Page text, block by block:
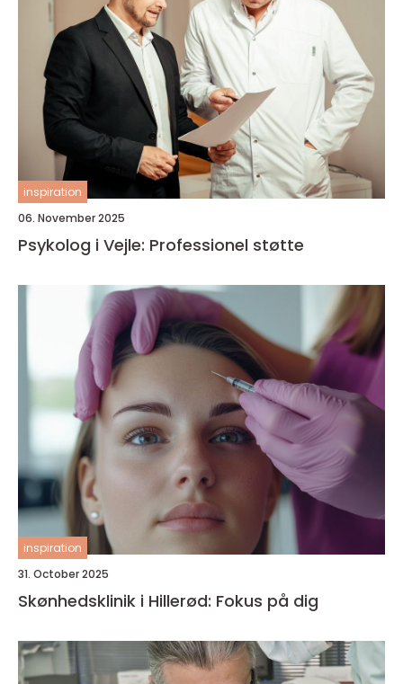
inspiration
06. November 2025
Psykolog i Vejle: Professionel støtte
inspiration
31. October 2025
Skønhedsklinik i Hillerød: Fokus på dig